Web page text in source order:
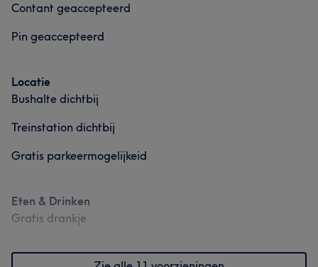
Contant geaccepteerd
Pin geaccepteerd
Locatie
Bushalte dichtbij
Treinstation dichtbij
Gratis parkeermogelijkeid
Eten & Drinken
Gratis drankje